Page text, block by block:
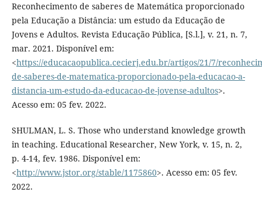
Reconhecimento de saberes de Matemática proporcionado
pela Educação a Distância: um estudo da Educação de
Jovens e Adultos. Revista Educação Pública, [S.l.], v. 21, n. 7,
mar. 2021. Disponível em:
<https://educacaopublica.cecierj.edu.br/artigos/21/7/
de-saberes-de-matematica-proporcionado-pela-educacao-a-
distancia-um-estudo-da-educacao-de-jovense-adultos>.
Acesso em: 05 fev. 2022.
SHULMAN, L. S. Those who understand knowledge growth
in teaching. Educational Researcher, New York, v. 15, n. 2,
p. 4-14, fev. 1986. Disponível em:
<http://www.jstor.org/stable/1175860>. Acesso em: 05 fev.
2022.